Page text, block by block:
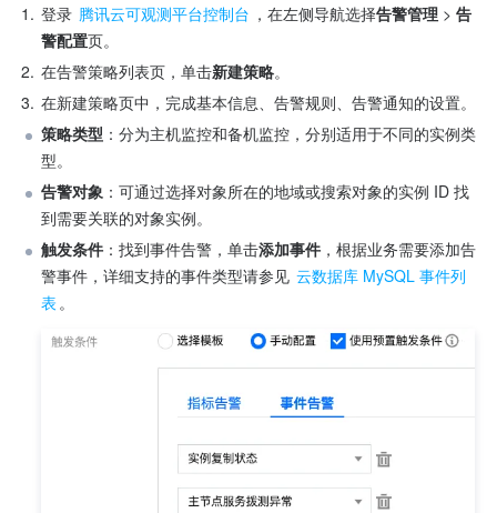
1. 登录 腾讯云可观测平台控制台 ，在左侧导航选择告警管理 > 告
警配置页。
2. 在告警策略列表页，单击新建策略。
3. 在新建策略页中，完成基本信息、告警规则、告警通知的设置。
策略类型 ：分为主机监控和备机监控，分别适用于不同的实例类
型。
告警对象 ：可通过选择对象所在的地域或搜索对象的实例 ID 找
到需要关联的对象实例。
触发条件 ：找到事件告警，单击添加事件 ，根据业务需要添加告
警事件，详细支持的事件类型请参见 云数据库 MySQL 事件列
表。